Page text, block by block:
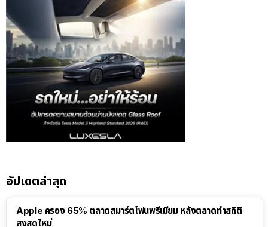
อัปเดตล่าสุด
Apple ครอง 65% ตลาดสมาร์ตโฟนพรีเมียม หลังตลาดทำสถิติ
สูงสุดใหม่